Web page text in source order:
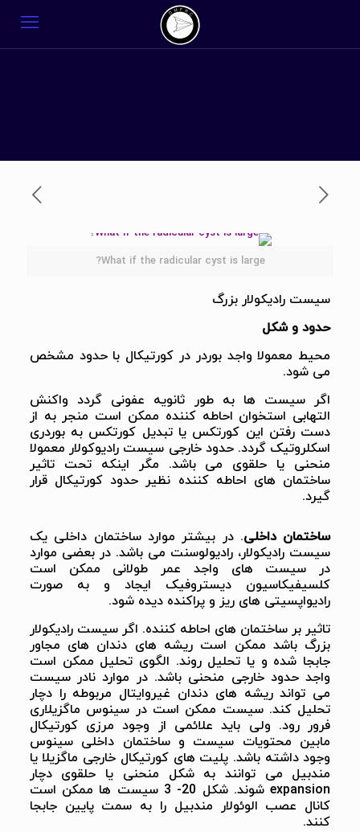
What if the radicular cyst is large?
سیست رادیکولار بزرگ
حدود و شکل
محیط معمولا واجد بوردر در کورتیکال با حدود مشخص
می شود.
اگر سیست ها به طور ثانویه عفونی گردد واکنش
التهابی استخوان احاطه کننده ممکن است منجر به از
دست رفتن این کورتکس یا تبدیل کورتکس به بوردری
اسکلروتیک گردد. حدود خارجی سیست رادیوکولار معمولا
منحنی یا حلقوی می باشد. مگر اینکه تحت تاثیر
ساختمان های احاطه کننده نظیر حدود کورتیکال قرار
گیرد.
ساختمان داخلی. در بیشتر موارد ساختمان داخلی یک
سیست رادیکولار، رادیولوسنت می باشد. در بعضی موارد
در سیست های واجد عمر طولانی ممکن است
کلسیفیکاسیون دیستروفیک ایجاد و به صورت
رادیواپسیتی های ریز و پراکنده دیده شود.
تاثیر بر ساختمان های احاطه کننده. اگر سیست رادیکولار
بزرگ باشد ممکن است ریشه های دندان های مجاور
جابجا شده و یا تحلیل روند. الگوی تحلیل ممکن است
واجد حدود خارجی منحنی باشد. در موارد نادر سیست
می تواند ریشه های دندان غیروایتال مربوطه را دچار
تحلیل کند. سیست ممکن است در سینوس ماگزیلاری
فرور رود. ولی باید علائمی از وجود مرزی کورتیکال
مابین محتویات سیست و ساختمان داخلی سینوس
وجود داشته باشد. پلیت های کورتیکال خارجی ماگزیلا یا
مندبیل می توانند به شکل منحنی یا حلقوی دچار
expansion شوند. شکل 20- 3 سیست ها ممکن است
کانال عصب الوئولار مندبیل را به سمت پایین جابجا
کنند.